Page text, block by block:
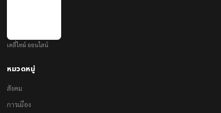
เดลี่ไทม์ ออนไลน์
หมวดหมู่
สังคม
การเมือง